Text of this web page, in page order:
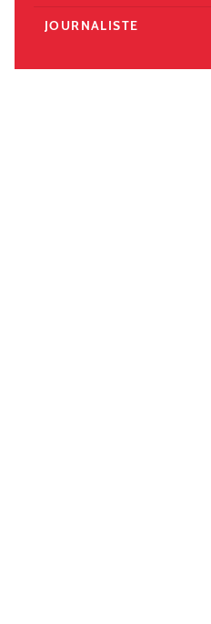
JOURNALISTE